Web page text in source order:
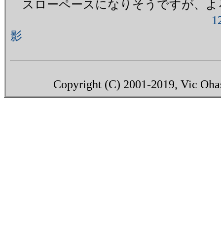
スローペースになりそうですが、よ
影
Copyright (C) 2001-2019, Vic